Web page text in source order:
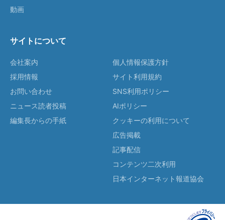
動画
サイトについて
会社案内
採用情報
お問い合わせ
ニュース読者投稿
編集長からの手紙
個人情報保護方針
サイト利用規約
SNS利用ポリシー
AIポリシー
クッキーの利用について
広告掲載
記事配信
コンテンツ二次利用
日本インターネット報道協会